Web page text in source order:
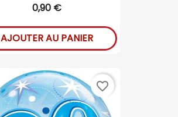
0,90 €
AJOUTER AU PANIER
favorite_border